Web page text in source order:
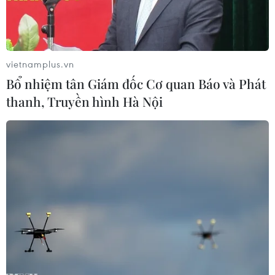
Tối 21/7, Chương trình Nghệ thuật đặc biệt "Màu
hoa đỏ" lần thứ 16 được tổ chức tại Hà Nội.
Đây là hoạt động ý nghĩa kỷ niệm 76 năm Ngày
vietnamplus.vn
Bổ nhiệm tân Giám đốc Cơ quan Báo và Phát
thanh, Truyền hình Hà Nội